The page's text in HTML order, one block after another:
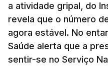
a atividade gripal, do
revela que o número
agora estável. No
Saúde alerta que a
sentir-se no Serviço